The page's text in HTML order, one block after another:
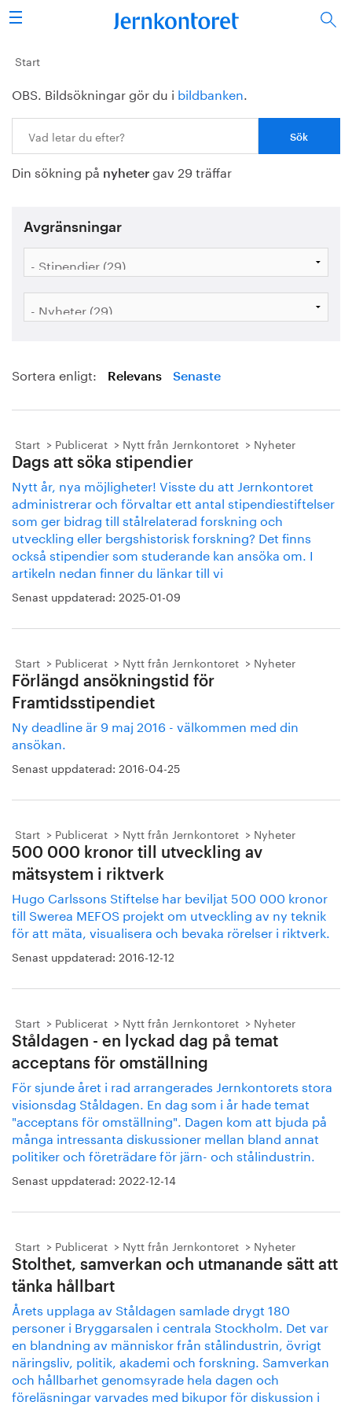
Sök
Stålindustrin
Vision 2050
Forskning/utbildning
Energi/miljö
Vi tycker
Bildbank
Start
OBS. Bildsökningar gör du i bildbanken.
Din sökning på nyheter gav 29 träffar
Avgränsningar
Sortera enligt: Relevans Senaste
Start Publicerat Nytt från Jernkontoret Nyheter
Dags att söka stipendier
Nytt år, nya möjligheter! Visste du att Jernkontoret
administrerar och förvaltar ett antal stipendiestiftelser
som ger bidrag till stålrelaterad forskning och
utveckling eller bergshistorisk forskning? Det finns
också stipendier som studerande kan ansöka om. I
artikeln nedan finner du länkar till vi
Senast uppdaterad: 2025-01-09
Start Publicerat Nytt från Jernkontoret Nyheter
Förlängd ansökningstid för
Framtidsstipendiet
Ny deadline är 9 maj 2016 - välkommen med din
ansökan.
Senast uppdaterad: 2016-04-25
Start Publicerat Nytt från Jernkontoret Nyheter
500 000 kronor till utveckling av
mätsystem i riktverk
Hugo Carlssons Stiftelse har beviljat 500 000 kronor
till Swerea MEFOS projekt om utveckling av ny teknik
för att mäta, visualisera och bevaka rörelser i riktverk.
Senast uppdaterad: 2016-12-12
Start Publicerat Nytt från Jernkontoret Nyheter
Ståldagen - en lyckad dag på temat
acceptans för omställning
För sjunde året i rad arrangerades Jernkontorets stora
visionsdag Ståldagen. En dag som i år hade temat
"acceptans för omställning". Dagen kom att bjuda på
många intressanta diskussioner mellan bland annat
politiker och företrädare för järn- och stålindustrin.
Senast uppdaterad: 2022-12-14
Start Publicerat Nytt från Jernkontoret Nyheter
Stolthet, samverkan och utmanande sätt att
tänka hållbart
Årets upplaga av Ståldagen samlade drygt 180
personer i Bryggarsalen i centrala Stockholm. Det var
en blandning av människor från stålindustrin, övrigt
näringsliv, politik, akademi och forskning. Samverkan
och hållbarhet genomsyrade hela dagen och
föreläsningar varvades med bikupor för diskussion i